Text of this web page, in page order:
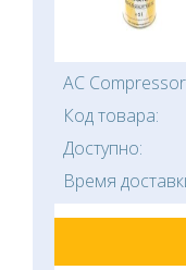
AC
Код товара:
Доступно:
Время